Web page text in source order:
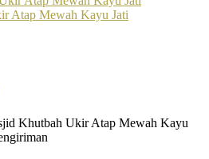
Atap Mewah Kayu Jati
Khutbah Ukir Atap Mewah Kayu